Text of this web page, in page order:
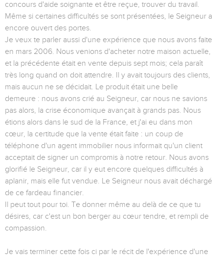
concours d'aide soignante et être reçue, trouver du travail.
Même si certaines difficultés se sont présentées, le Seigneur a
encore ouvert des portes.
Je veux te parler aussi d'une expérience que nous avons faite
en mars 2006. Nous venions d'acheter notre maison actuelle,
et la précédente était en vente depuis sept mois; cela paraît
très long quand on doit attendre. Il y avait toujours des clients,
mais aucun ne se décidait. Le produit était une belle
demeure : nous avons crié au Seigneur, car nous ne savions
pas alors, la crise économique avançait à grands pas. Nous
étions alors dans le sud de la France, et j'ai eu dans mon
cœur, la certitude que la vente était faite : un coup de
téléphone d'un agent immobilier nous informait qu'un client
acceptait de signer un compromis à notre retour. Nous avons
glorifié le Seigneur, car il y eut encore quelques difficultés à
aplanir, mais elle fut vendue. Le Seigneur nous avait déchargé
de ce fardeau financier.
Il peut tout pour toi. Te donner même au delà de ce que tu
désires, car c'est un bon berger au cœur tendre, et rempli de
compassion.
Je vais terminer cette fois ci par le récit de l'expérience d'une